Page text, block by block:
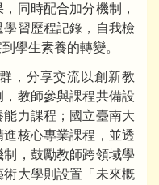
同時配合加分機制，
習歷程記錄，自我檢
學生素養的轉變。
，分享交流以創新教
教師參與課程共備設
力課程；國立臺南大
核心專業課程，並透
，鼓勵教師跨領域學
大學則設置「未來概